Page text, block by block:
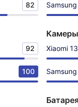
82
92
100
Камеры
Xiaomi